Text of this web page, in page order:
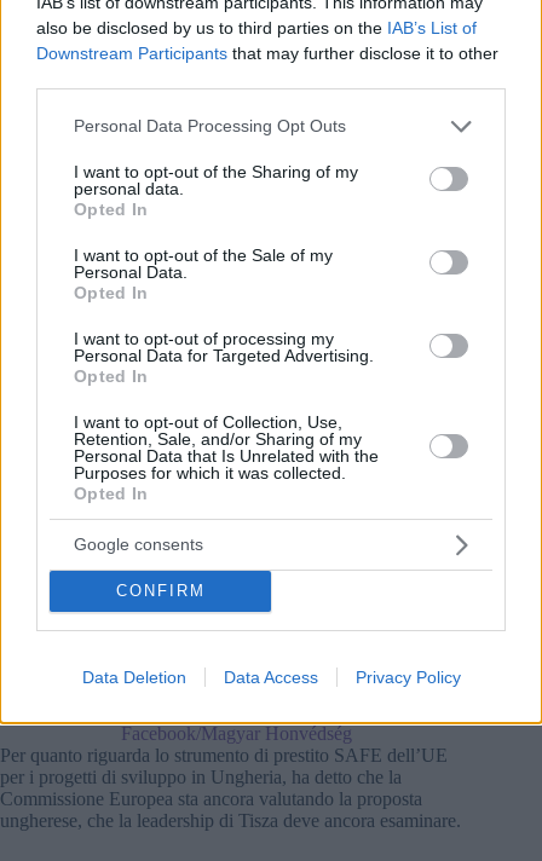
also be disclosed by us to third parties on the IAB’s List of
Downstream Participants that may further disclose it to other
Please note that this website/app uses one or more Google
not limited to your visit or usage behaviour. You may click to
grant or deny consent to Google and its third-party tags to
use your data for below specified purposes in below Google
consent section.
Personal Data Processing Opt Outs
I want to opt-out of the Sharing of my
personal data.
Opted In
I want to opt-out of the Sale of my
Personal Data.
Opted In
I want to opt-out of processing my
Personal Data for Targeted Advertising.
Opted In
I want to opt-out of Collection, Use,
Retention, Sale, and/or Sharing of my
Personal Data that Is Unrelated with the
Purposes for which it was collected.
Opted In
Google consents
CONFIRM
Data Deletion Data Access Privacy Policy
per la migrazione deve finire. A tal fine, ha suggerito, sarebbe
necessario consentire ai richiedenti asilo che arrivano alle
frontiere dell’Ungheria di presentare domanda per ottenere lo
non prevede un’immigrazione di massa in Ungheria, ma
piuttosto un’assistenza reciproca tra gli Stati membri che si
trovano ad affrontare una pressione migratoria significativa,
sostegno finanziario o logistico.
In risposta ai parlamentari dell’opposizione, ha chiarito che
non c’è alcuna intenzione per le truppe ungheresi di mettere
Facebook/Magyar Honvédség
Per quanto riguarda lo strumento di prestito SAFE dell’UE
per i progetti di sviluppo in Ungheria, ha detto che la
Commissione Europea sta ancora valutando la proposta
ungherese, che la leadership di Tisza deve ancora esaminare.